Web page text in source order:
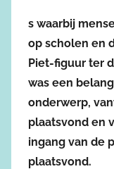
s waarbij
op scholen en
Piet-figuur ter
was een
onderwerp,
plaatsvond en
ingang van de
plaatsvond.